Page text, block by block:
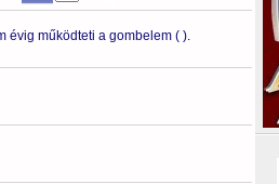
évig működteti a gombelem ( ).